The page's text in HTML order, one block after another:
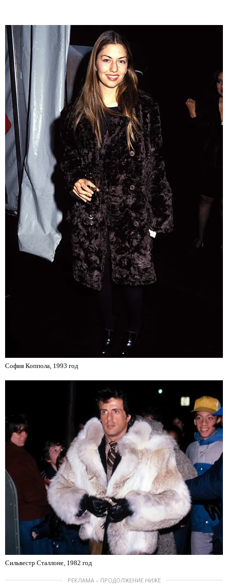
София Коппола, 1993 год
Сильвестр Сталлоне, 1982 год
РЕКЛАМА – ПРОДОЛЖЕНИЕ НИЖЕ